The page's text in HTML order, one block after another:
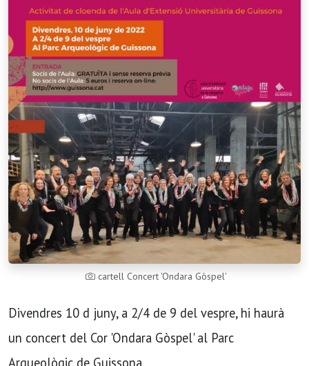
cartell Concert 'Ondara Gòspel'
Divendres 10 d juny, a 2/4 de 9 del vespre, hi haurà
un concert del Cor 'Ondara Gòspel' al Parc